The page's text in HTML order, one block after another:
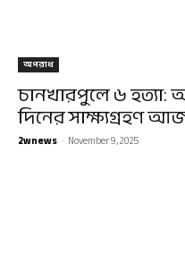
অপরাধ
চানখারপুলে ৬ হত্যা:
দিনের সাক্ষ্যগ্রহণ
2wnews - November 9, 2025